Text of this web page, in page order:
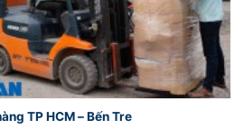
TP HCM – Bến Tre